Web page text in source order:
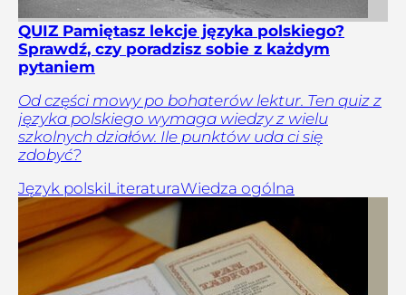
QUIZ Pamiętasz lekcje języka polskiego?
Sprawdź, czy poradzisz sobie z każdym
pytaniem
Od części mowy po bohaterów lektur. Ten quiz z
języka polskiego wymaga wiedzy z wielu
szkolnych działów. Ile punktów uda ci się
zdobyć?
Język polskiLiteraturaWiedza ogólna